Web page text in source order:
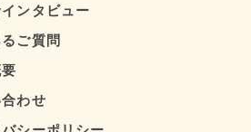
ンタビュー
ご質問
わせ